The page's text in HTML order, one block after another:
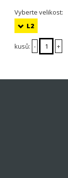
Vyberte velikost:
L2
kusů: - +